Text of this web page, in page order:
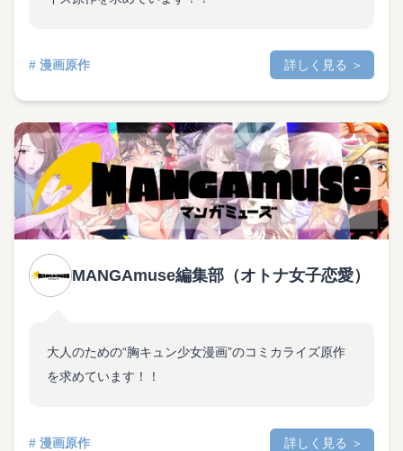
# 漫画原作 詳しく見る ＞
MANGAmuse編集部（オトナ女子恋愛）
大人のための“胸キュン少女漫画”のコミカライズ原作
を求めています！！
# 漫画原作 詳しく見る ＞